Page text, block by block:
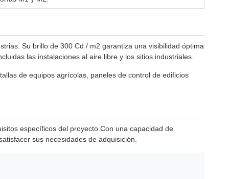
Su brillo de 300 Cd / m2 garantiza una visibilidad óptima
las instalaciones al aire libre y los sitios industriales.
de equipos agrícolas, paneles de control de edificios
específicos del proyecto.Con una capacidad de
sus necesidades de adquisición.